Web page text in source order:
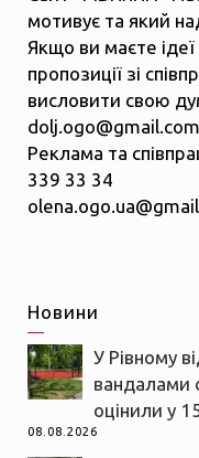
мотивує та який
Якщо ви маєте
пропозиції зі
висловити свою
dolj.ogo@gmail.com
Реклама та
339 33 34
Новини
У Рівному
вандалами
оцінили у
08.08.2026